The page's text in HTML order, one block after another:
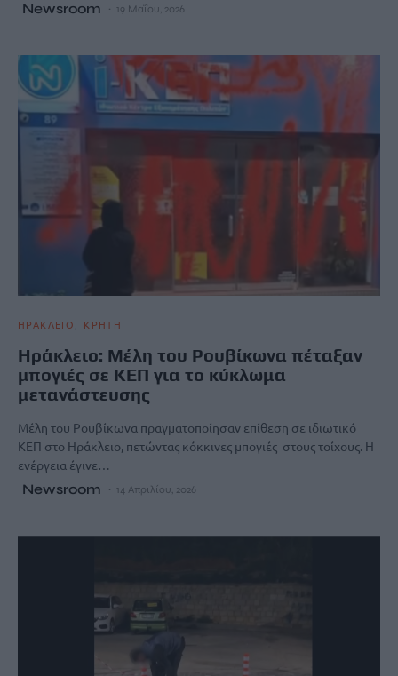
Newsroom 19 Μαΐου, 2026
ΗΡΑΚΛΕΙΟ ΚΡΗΤΗ
Ηράκλειο: Mέλη του Ρουβίκωνα πέταξαν
μπογιές σε ΚΕΠ για το κύκλωμα
μετανάστευσης
Μέλη του Ρουβίκωνα πραγματοποίησαν επίθεση σε ιδιωτικό
ΚΕΠ στο Ηράκλειο, πετώντας κόκκινες μπογιές στους τοίχους. Η
ενέργεια έγινε…
Newsroom 14 Απριλίου, 2026